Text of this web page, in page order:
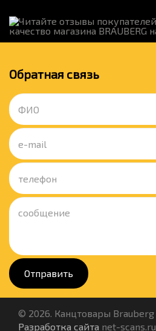
Обратная связь
Отправить
© 2026. Канцтовары Brauberg
Разработка сайта net-scans.ru